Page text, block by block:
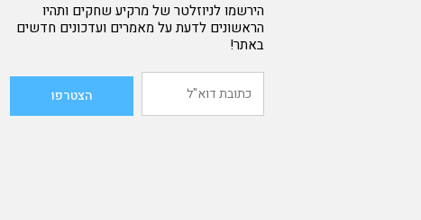
הירשמו לניוזלטר של מרקיע שחקים ותהיו
הראשונים לדעת על מאמרים ועדכונים חדשים
באתר!